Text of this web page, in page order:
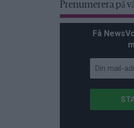
Prenumerera på
Få